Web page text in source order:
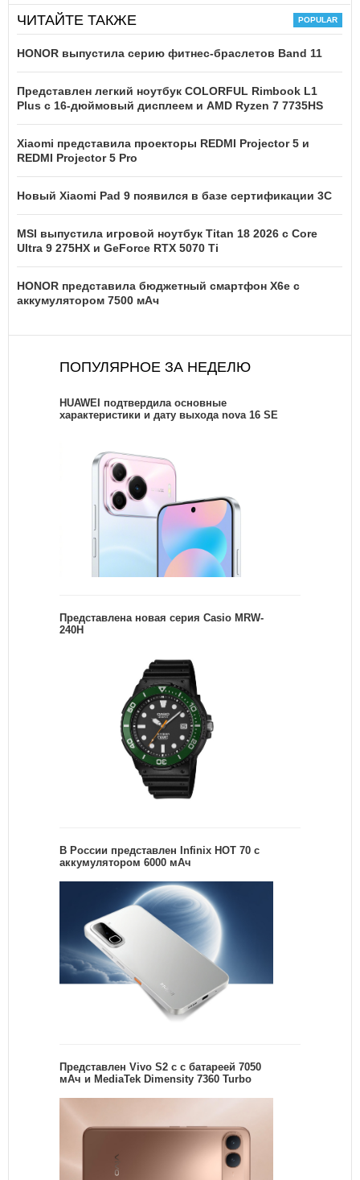
ЧИТАЙТЕ ТАКЖЕ
HONOR выпустила серию фитнес-браслетов Band 11
Представлен легкий ноутбук COLORFUL Rimbook L1
Plus с 16-дюймовый дисплеем и AMD Ryzen 7 7735HS
Xiaomi представила проекторы REDMI Projector 5 и
REDMI Projector 5 Pro
Новый Xiaomi Pad 9 появился в базе сертификации 3C
MSI выпустила игровой ноутбук Titan 18 2026 с Core
Ultra 9 275HX и GeForce RTX 5070 Ti
HONOR представила бюджетный смартфон X6e с
аккумулятором 7500 мАч
ПОПУЛЯРНОЕ ЗА НЕДЕЛЮ
HUAWEI подтвердила основные
характеристики и дату выхода nova 16 SE
Представлена новая серия Casio MRW-
240H
В России представлен Infinix HOT 70 с
аккумулятором 6000 мАч
Представлен Vivo S2 с с батареей 7050
мАч и MediaTek Dimensity 7360 Turbo